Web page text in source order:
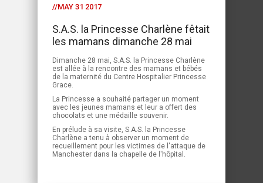
//MAY 31 2017
S.A.S. la Princesse Charlène fêtait
les mamans dimanche 28 mai
Dimanche 28 mai, S.A.S. la Princesse Charlène
est allée à la rencontre des mamans et bébés
de la maternité du Centre Hospitalier Princesse
Grace.
La Princesse a souhaité partager un moment
avec les jeunes mamans et leur a offert des
chocolats et une médaille souvenir.
En prélude à sa visite, S.A.S. la Princesse
Charlène a tenu à observer un moment de
recueillement pour les victimes de l'attaque de
Manchester dans la chapelle de l'hôpital.